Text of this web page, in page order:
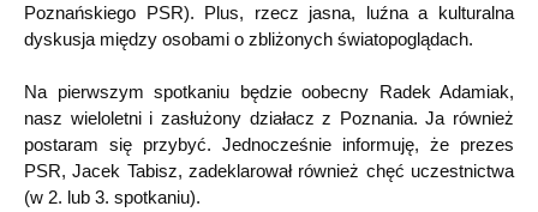
Poznańskiego PSR). Plus, rzecz jasna, luźna a kulturalna
dyskusja między osobami o zbliżonych światopoglądach.
Na pierwszym spotkaniu będzie oobecny Radek Adamiak,
nasz wieloletni i zasłużony działacz z Poznania. Ja również
postaram się przybyć. Jednocześnie informuję, że prezes
PSR, Jacek Tabisz, zadeklarował również chęć uczestnictwa
(w 2. lub 3. spotkaniu).